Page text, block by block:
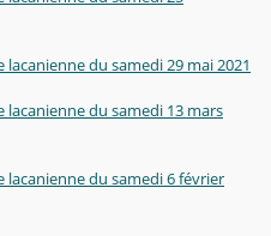
du samedi 29 mai 2021
du samedi 13 mars
du samedi 6 février